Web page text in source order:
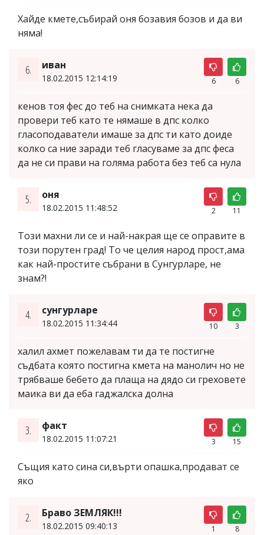
Хайде кмете,събирай оня бозавия бозов и да ви
няма!
6. иван
18.02.2015 12:14:19 6 6
кенов тоя фес до теб на снимката нека да
провери теб като те нямаше в дпс колко
гласоподаватели имаше за дпс ти като доиде
колко са ние заради теб гласуваме за дпс феса
да не си прави на голяма работа без теб са нула
5. оня
18.02.2015 11:48:52 2 11
Този махни ли се и най-накрая ще се оправите в
този порутен град! То че целия народ прост,ама
как най-простите събрани в Сунгурларе, не
знам?!
4. сунгурларе
18.02.2015 11:34:44 10 3
халил ахмет пожелавам ти да те постигне
съдбата която постигна кмета на манолич но не
трябваше бебето да плаща на дядо си греховете
маика ви да еба гаджалска долна
3. фaкт
18.02.2015 11:07:21 3 15
Същия кaто синa си,върти опaшкa,продaвaт се
яко
2. Браво ЗЕМЛЯК!!!
18.02.2015 09:40:13 1 8